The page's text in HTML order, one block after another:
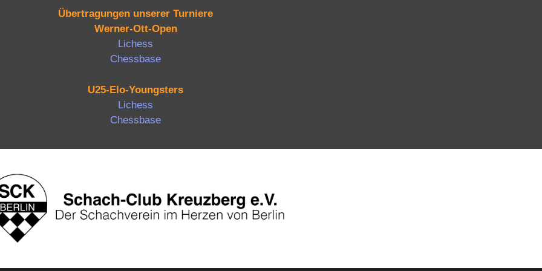
Übertragungen unserer Turniere
Werner-Ott-Open
Lichess
Chessbase
U25-Elo-Youngsters
Lichess
Chessbase